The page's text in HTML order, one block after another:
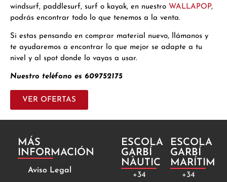
windsurf, paddlesurf, surf o kayak, en nuestro WALLAPOP,
podrás encontrar todo lo que tenemos a la venta.
Si estas pensando en comprar material nuevo, llámanos y
te ayudaremos a encontrar lo que mejor se adapte a tu
nivel y al spot donde lo vayas a usar.
Nuestro teléfono es 609752175
VER OFERTAS
MÁS
INFORMACIÓN
Aviso Legal
ESCOLA
GARBÍ
NÀUTIC
+34
ESCOLA
GARBÍ
MARÍTIM
+34